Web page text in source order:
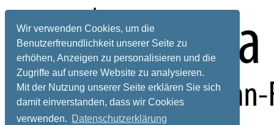
Wir verwenden Cookies, um die
Benutzerfreundlichkeit unserer Seite zu
erhöhen, Anzeigen zu personalisieren und die
Zugriffe auf unsere Website zu analysieren.
Mit der Nutzung unserer Seite erklären Sie sich
damit einverstanden, dass wir Cookies
verwenden. Datenschutzerklärung